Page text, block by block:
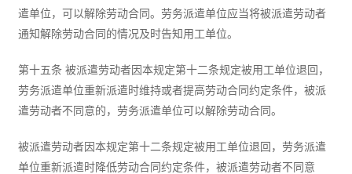
遣单位，可以解除劳动合同。劳务派遣单位应当将被派遣劳动者
通知解除劳动合同的情况及时告知用工单位。
第十五条 被派遣劳动者因本规定第十二条规定被用工单位退回，
劳务派遣单位重新派遣时维持或者提高劳动合同约定条件，被派
遣劳动者不同意的，劳务派遣单位可以解除劳动合同。
被派遣劳动者因本规定第十二条规定被用工单位退回，劳务派遣
单位重新派遣时降低劳动合同约定条件，被派遣劳动者不同意